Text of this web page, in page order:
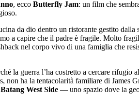
, ecco Butterfly Jam: un film che
da dio dentro un ristorante gestito dalla
a capire che il padre è fragile. Molto
nel corpo vivo di una famiglia che
la guerra l’ha costretto a cercare
non ha la tentacolarità familiare di James
West Side — uno spazio dove la